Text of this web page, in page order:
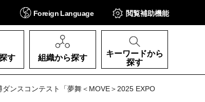
Foreign Language 閲覧補助機能
す 組織から探す
キーワードから
探す
ンスコンテスト「夢舞＜MOVE＞2025 EXPO